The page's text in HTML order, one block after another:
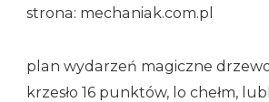
strona: mechaniak.com.pl
plan wydarzeń magiczne
krzesło 16 punktów, lo chełm,